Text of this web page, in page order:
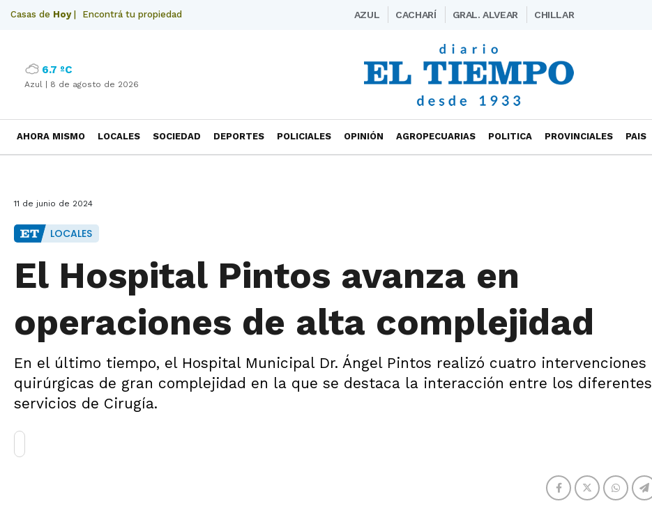
Casas de Hoy| Encontrá tu propiedad AZUL CACHARÍ GRAL. ALVEAR CHILLAR
6.7 ºC
Azul | 8 de agosto de 2026
AHORA MISMO LOCALES SOCIEDAD DEPORTES POLICIALES OPINIÓN AGROPECUARIAS POLITICA PROVINCIALES PAIS
11 de junio de 2024
LOCALES
El Hospital Pintos avanza en
operaciones de alta complejidad
En el último tiempo, el Hospital Municipal Dr. Ángel Pintos realizó cuatro intervenciones
quirúrgicas de gran complejidad en la que se destaca la interacción entre los diferentes
servicios de Cirugía.